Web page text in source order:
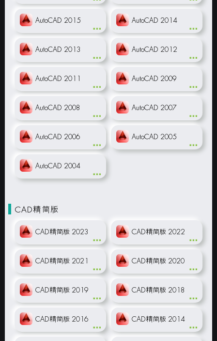
AutoCAD 2015 AutoCAD 2014
AutoCAD 2013 AutoCAD 2012
AutoCAD 2011 AutoCAD 2009
AutoCAD 2008 AutoCAD 2007
AutoCAD 2006 AutoCAD 2005
AutoCAD 2004
CAD精简版
CAD精简版 2023 CAD精简版 2022
CAD精简版 2021 CAD精简版 2020
CAD精简版 2019 CAD精简版 2018
CAD精简版 2016 CAD精简版 2014